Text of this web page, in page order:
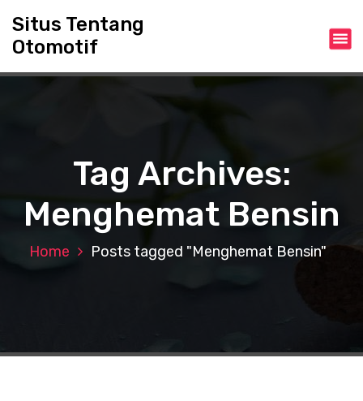
t
Situs Tentang
Otomotif
Tag Archives:
Menghemat Bensin
Home Posts tagged "Menghemat Bensin"